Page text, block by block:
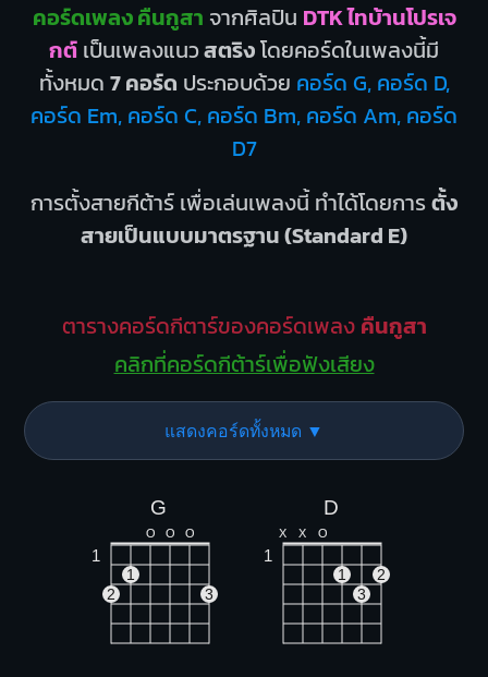
คอร์ดเพลง คืนกูสา จากศิลปิน DTK ไทบ้านโปรเจ
กต์ เป็นเพลงแนวสตริงโดยคอร์ดในเพลงนี้มี
ทั้งหมด 7 คอร์ด ประกอบด้วย คอร์ด G, คอร์ด D,
คอร์ด Em, คอร์ด C, คอร์ด Bm, คอร์ด Am, คอร์ด
D7
การตั้งสายกีต้าร์ เพื่อเล่นเพลงนี้ ทำได้โดยการตั้ง
สายเป็นแบบมาตรฐาน (Standard E)
ตารางคอร์ดกีตาร์ของคอร์ดเพลง คืนกูสา
คลิกที่คอร์ดกีต้าร์เพื่อฟังเสียง
แสดงคอร์ดทั้งหมด ▼
G
O O O
1
1
2
3
D
X X O
1
1
2
3